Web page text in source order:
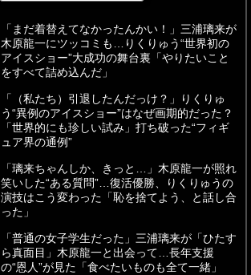
「まだ着替えてなかったんかい！」三浦璃来が
木原龍一にツッコミも…りくりゅう“世界初の
アイスショー”大成功の舞台裏「やりたいこと
をすべて詰め込んだ」
「（私たち）引退したんだっけ？」りくりゅ
う“異例のアイスショー”はなぜ画期的だった？
「世界的にも珍しい試み」打ち破った“フィギ
ュア界の通例”
「璃来ちゃんしか、きっと…」木原龍一が照れ
笑いした“ある質問”…復活優勝、りくりゅうの
演技はこう変わった「恥を捨てよう、と話し合
った」
「普通の女子学生だった」三浦璃来が「ひたす
ら真面目」木原龍一と出会って…長年支援
の“恩人”が見た「食べたいものも全て一緒」